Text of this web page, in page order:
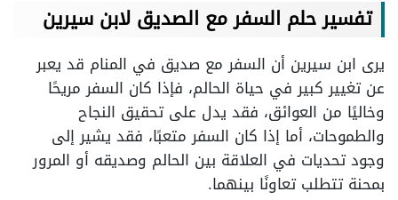
تفسير حلم السفر مع الصديق لابن سيرين
يرى ابن سيرين أن السفر مع صديق في المنام قد يعبر
عن تغيير كبير في حياة الحالم، فإذا كان السفر مريحًا
وخاليًا من العوائق، فقد يدل على تحقيق النجاح
والطموحات، أما إذا كان السفر متعبًا، فقد يشير إلى
وجود تحديات في العلاقة بين الحالم وصديقه أو المرور
بمحنة تتطلب تعاونًا بينهما.